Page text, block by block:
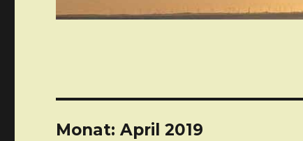
Monat: April 2019